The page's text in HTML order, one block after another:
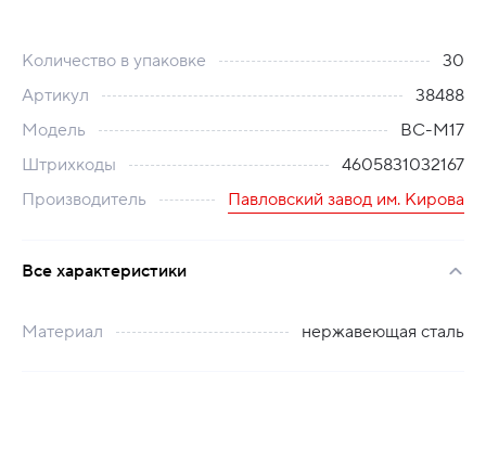
Количество в упаковке
30
Артикул
38488
Модель
ВС-М17
Штрихкоды
4605831032167
Производитель
Павловский завод им. Кирова
Все характеристики
Материал нержавеющая сталь